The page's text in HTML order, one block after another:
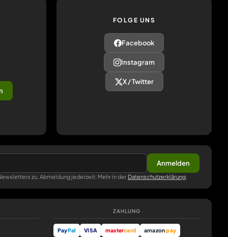
FOLGE UNS
Facebook
Instagram
X / Twitter
Anmelden
zu, Abmeldung jederzeit. Mehr in der Datenschutzerklärung
ZAHLUNG
PayPal VISA mastercard amazonpay